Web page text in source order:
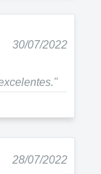
30/07/2022
28/07/2022